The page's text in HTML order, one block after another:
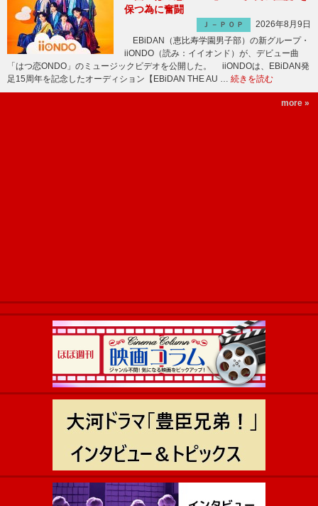
保つ為に奮闘
Ｊ－ＰＯＰ
2026年8月9日
EBiDAN（恵比寿学園男子部）の新グループ・
iiONDO（読み：イイオンド）が、デビュー曲
「はつ恋ONDO」のミュージックビデオを公開した。 iiONDOは、EBiDAN発
足15周年を記念したオーディション【EBiDAN THE AU … 続きを読む
more »